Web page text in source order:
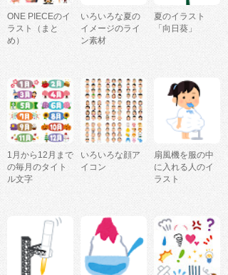
ONE PIECEのイ
ラスト（まと
め）
いろいろな夏の
イメージのライ
ン素材
夏のイラスト
「向日葵」
1月から12月まで
の毎月のタイト
ル文字
いろいろな顔ア
イコン
扇風機を服の中
に入れる人のイ
ラスト